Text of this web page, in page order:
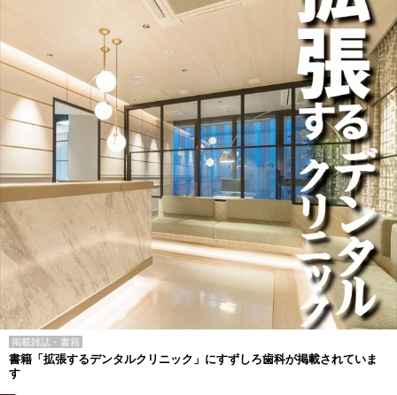
掲載雑誌・書籍
書籍「拡張するデンタルクリニック」にすずしろ歯科が掲載されていま
す